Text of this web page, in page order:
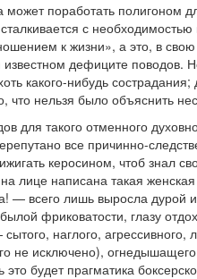
может поработать полигоном
с
к жизни», а это, в
дефиците поводов.
какого-нибудь
что нельзя было объяснить
для такого отменного
все причинно-
керосином, чтоб знал
лице написана такая
— всего лишь выросла дурой
фриковатости, глазу
наглого,
не исключено),
это будет прагматика